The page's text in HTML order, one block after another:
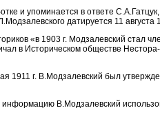
и упоминается в ответе
датируется 11 августа
«в 1903 г. Модзалевский стал
в Историческом обществе
1911 г. В.Модзалевский был
В.Модзалевский